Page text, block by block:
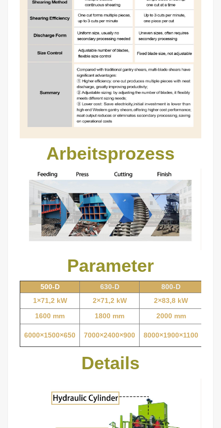
Arbeitsprozess
Parameter
500-D 630-D 800-D
1×71,2 kW
2×71,2 kW 2×83,8 kW
1600 mm
1800 mm 2000 mm
6000×1500×650 7000×2400×900 8000×1900×1100
Details